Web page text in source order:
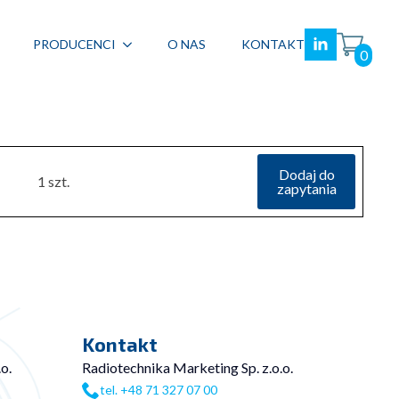
PRODUCENCI O NAS KONTAKT
0
1 szt.
Dodaj do
zapytania
Kontakt
Radiotechnika Marketing Sp. z.o.o.
tel. +48 71 327 07 00